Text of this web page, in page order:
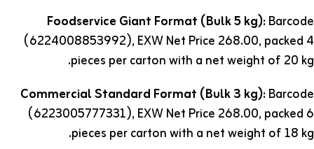
Foodservice Giant Format (Bulk 5 kg):Barcode
(6224008853992), EXW Net Price 268.00, packed 4
pieces per carton with a net weight of 20 kg.
Commercial Standard Format (Bulk 3 kg):Barcode
(6223005777331), EXW Net Price 268.00, packed 6
pieces per carton with a net weight of 18 kg.